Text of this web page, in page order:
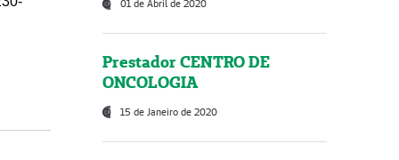
01 de Abril de 2020
Prestador CENTRO DE
ONCOLOGIA
15 de Janeiro de 2020